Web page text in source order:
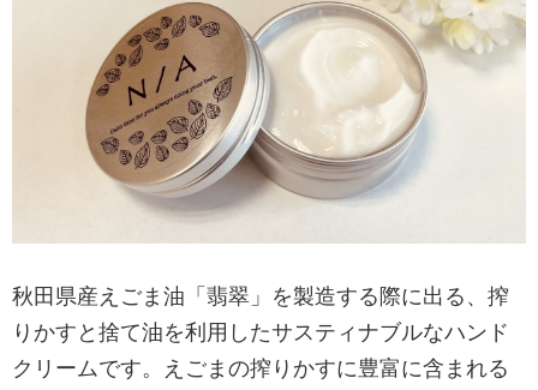
秋田県産えごま油「翡翠」を製造する際に出る、搾
りかすと捨て油を利用したサスティナブルなハンド
クリームです。えごまの搾りかすに豊富に含まれる